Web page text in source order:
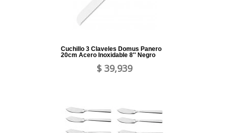
Cuchillo 3 Claveles Domus Panero
20cm Acero Inoxidable 8'' Negro
$ 39,939